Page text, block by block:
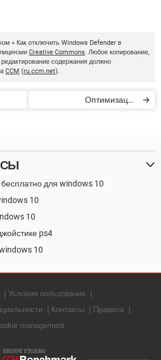
« Как отключить Windows Defender в
Creative Commons. Любое копирование,
содержания должно
CCM (ru.ccm.net).
Оптимизация
для windows 10
10
10
ps4
10
Условия пользования
Контакты
Правила
management